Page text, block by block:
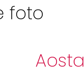
foto
Aosta